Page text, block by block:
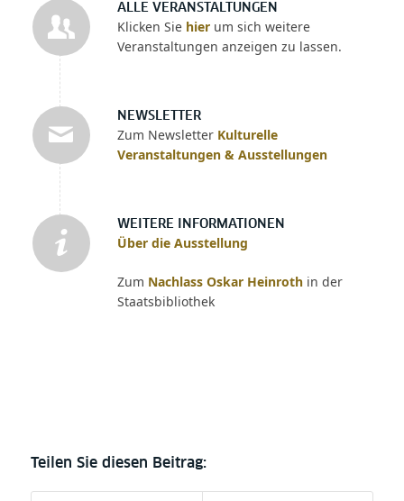
ALLE VERANSTALTUNGEN
Klicken Sie hierum sich weitere
Veranstaltungen anzeigen zu lassen.
NEWSLETTER
Zum Newsletter Kulturelle
Veranstaltungen & Ausstellungen
WEITERE INFORMATIONEN
Über die Ausstellung
Zum Nachlass Oskar Heinrothin der
Staatsbibliothek